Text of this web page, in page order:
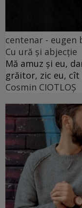
centenar - eugen
Cu ură și abjecție
Mă amuz și eu,
grăitor, zic eu, cît
Cosmin CIOTLOŞ